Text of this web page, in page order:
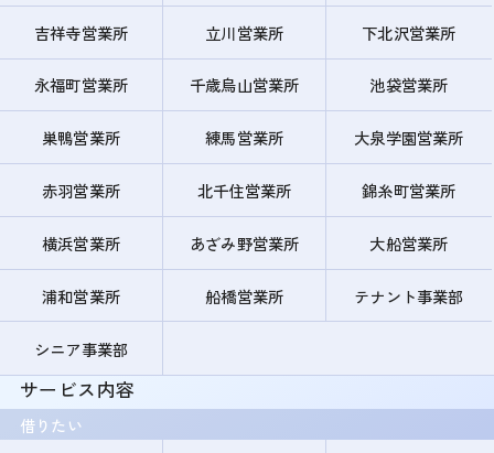
吉祥寺営業所 立川営業所 下北沢営業所
永福町営業所 千歳烏山営業所 池袋営業所
巣鴨営業所 練馬営業所 大泉学園営業所
赤羽営業所 北千住営業所 錦糸町営業所
横浜営業所 あざみ野営業所 大船営業所
浦和営業所 船橋営業所 テナント事業部
シニア事業部
サービス内容
借りたい